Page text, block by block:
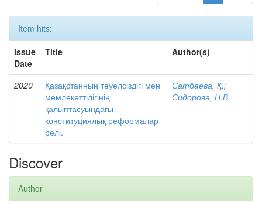
Item hits:
Issue
Date
Title Author(s)
2020
Қазақстанның тәуелсіздігі мен
мемлекеттілігінің
қалыптасуындағы
конституциялық реформалар
рөлі.
Сатбаева, Қ.;
Сидорова, Н.В.
Discover
Author